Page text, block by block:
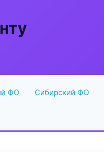
ФО Сибирский ФО